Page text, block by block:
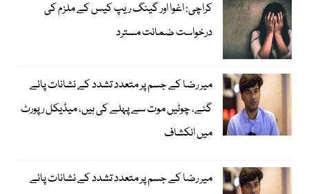
کراچی: اغوا اور گینگ ریپ کیس کے ملزم کی
درخواست ضمانت مسترد
میر رضا کے جسم پر متعدد تشدد کے نشانات پائے
گئے، چوٹیں موت سے پہلے کی ہیں، میڈیکل رپورٹ
میں انکشاف
میر رضا کے جسم پر متعدد تشدد کے نشانات پائے